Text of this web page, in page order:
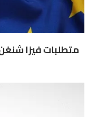
متطلبات فيزا